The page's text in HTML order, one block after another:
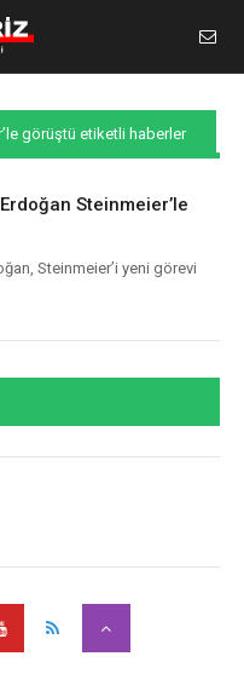
görüştü etiketli haberler
Steinmeier’le
Steinmeier’i yeni görevi